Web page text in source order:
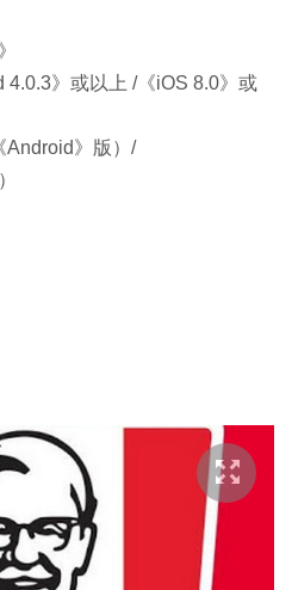
4.0.3》或以上 /《iOS 8.0》或
Android》版）/